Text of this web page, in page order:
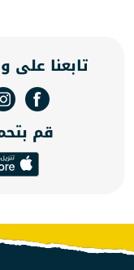
على وسائل
قم بتحميل